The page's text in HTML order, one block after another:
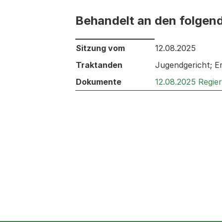
Behandelt an den
Behandelt an den folgenden
Sitzung vom
12.08.2025
Traktanden
Jugendgericht;
Dokumente
12.08.2025